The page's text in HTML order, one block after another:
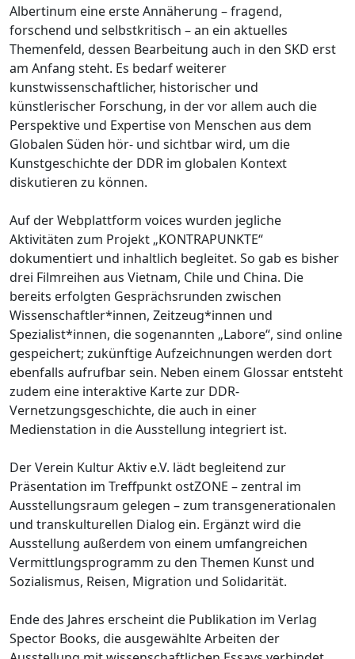
Albertinum eine erste Annäherung – fragend,
forschend und selbstkritisch – an ein aktuelles
Themenfeld, dessen Bearbeitung auch in den SKD erst
am Anfang steht. Es bedarf weiterer
kunstwissenschaftlicher, historischer und
künstlerischer Forschung, in der vor allem auch die
Perspektive und Expertise von Menschen aus dem
Globalen Süden hör- und sichtbar wird, um die
Kunstgeschichte der DDR im globalen Kontext
diskutieren zu können.
Auf der Webplattform voices wurden jegliche
Aktivitäten zum Projekt „KONTRAPUNKTE“
dokumentiert und inhaltlich begleitet. So gab es bisher
drei Filmreihen aus Vietnam, Chile und China. Die
bereits erfolgten Gesprächsrunden zwischen
Wissenschaftler*innen, Zeitzeug*innen und
Spezialist*innen, die sogenannten „Labore“, sind online
gespeichert; zukünftige Aufzeichnungen werden dort
ebenfalls aufrufbar sein. Neben einem Glossar entsteht
zudem eine interaktive Karte zur DDR-
Vernetzungsgeschichte, die auch in einer
Medienstation in die Ausstellung integriert ist.
Der Verein Kultur Aktiv e.V. lädt begleitend zur
Präsentation im Treffpunkt ostZONE – zentral im
Ausstellungsraum gelegen – zum transgenerationalen
und transkulturellen Dialog ein. Ergänzt wird die
Ausstellung außerdem von einem umfangreichen
Vermittlungsprogramm zu den Themen Kunst und
Sozialismus, Reisen, Migration und Solidarität.
Ende des Jahres erscheint die Publikation im Verlag
Spector Books, die ausgewählte Arbeiten der